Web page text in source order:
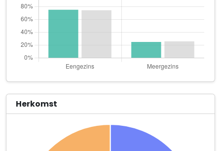
F.J.T. Vastgoed
Goldenstone Holding B.V.
Waterbies 6
Ingenium
KolMar O&A
Herkomst